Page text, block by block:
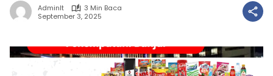
Adminlt
3 Min Baca
September 3, 2025